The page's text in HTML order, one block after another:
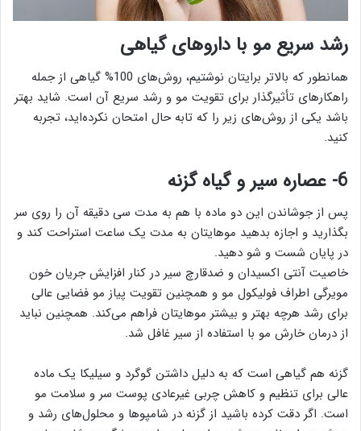
رشد سریع مو با داروهای گیاهی
همانطور که بالاتر برایتان نوشتیم، روش‌های 100% گیاهی از جمله
راهکارهای تأثیرگذار برای تقویت مو و رشد سریع آن است. شاید بهتر
باشد یکی از روش‌های زیر را که تابه حال امتحان نکرده‌اید، تجربه
کنید.
6- عصاره سیر و گیاه گزنه
پس از جوشاندن این دو ماده با هم به مدت سی دقیقه آن را روی سر
بگذارید و اجازه بدهید موهایتان به مدت یک ساعت استراحت کند و
در پایان شست و شو دهید.
خاصیت آنتی اکسیدان و ضدقارچ سیر در کنار افزایش جریان خون
مویرگی اطراف فولیکول مو و همچنین تقویت پیاز مو فضایی عالی
برای رشد هرچه بهتر و بیشتر موهایتان فراهم می‌کند. همچنین نباید
از درمان خارش مو با استفاده از سیر غافل شد.
گزنه هم گیاهی است که به دلیل داشتن گوگرد و سیلیکا یک ماده
عالی برای تنظیم و کاهش چربی غیرعادی پوست سر و سلامت مو
است. اگر دقت کرده باشید از گزنه در شامپوها و محلول‌های رشد و